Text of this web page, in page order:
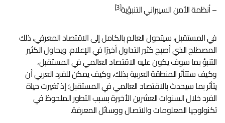
– أنظمة الأمن السيبراني التنبؤية[3]
في المستقبل، سيتحول العالم بالكامل إلى الاقتصاد المعرفي، ذلك
المصطلح الذي أصبح كثير التداول أخيرًا في الإعلام. ويحاول الكثير
التنبؤ بما سوف يكون عليه الاقتصاد العالمي في المستقبل،
وكيف ستتأثر المنطقة العربية بذلك، وكيف يمكن للفرد العربي أن
يتأثر بما سيحدث بالاقتصاد العالمي في المستقبل؛ إذ تغيرت حياة
الفرد خلال السنوات العشرين الأخيرة بسبب التطور الملحوظ في
تكنولوجيا المعلومات والاتصال ووسائل المعرفة.